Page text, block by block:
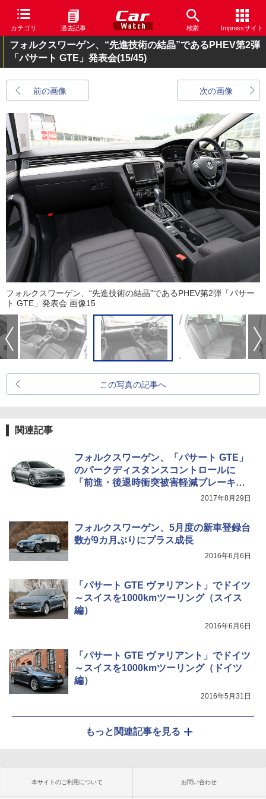
カテゴリ 過去記事 検索 Impressサイト
フォルクスワーゲン、“先進技術の結晶”であるPHEV第2弾
「パサート GTE」発表会(15/45)
前の画像 次の画像
フォルクスワーゲン、“先進技術の結晶”であるPHEV第2弾「パサー
ト GTE」発表会 画像15
この写真の記事へ
関連記事
フォルクスワーゲン、「パサート GTE」
のパークディスタンスコントロールに
「前進・後退時衝突被害軽減ブレーキ」
2017年8月29日
フォルクスワーゲン、5月度の新車登録台
数が9カ月ぶりにプラス成長
2016年6月6日
「パサート GTE ヴァリアント」でドイツ
～スイスを1000kmツーリング（スイス
編）
2016年6月6日
「パサート GTE ヴァリアント」でドイツ
～スイスを1000kmツーリング（ドイツ
編）
2016年5月31日
もっと関連記事を見る
本サイトのご利用について お問い合わせ